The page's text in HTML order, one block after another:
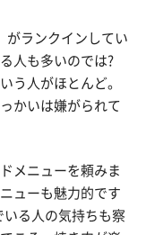
がランクインしてい
人も多いのでは?
う人がほとんど。
かいは嫌がられて
メニューを頼みま
ューも魅力的です
る人の気持ちも察